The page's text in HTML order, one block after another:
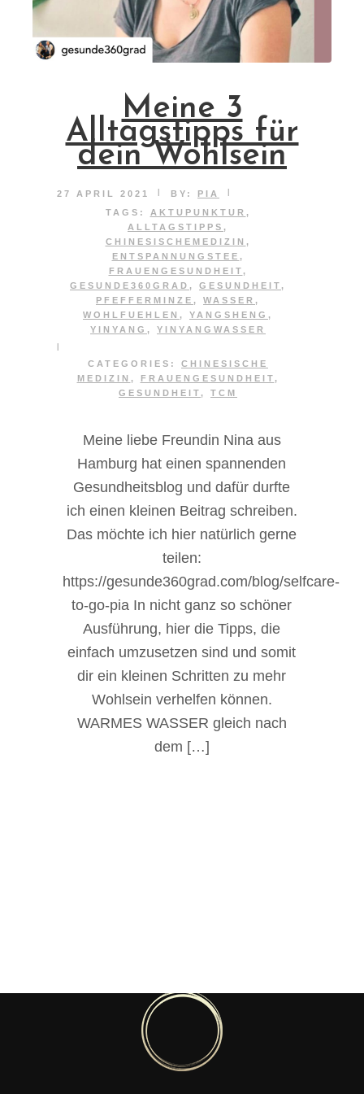
Meine 3
Alltagstipps für
dein Wohlsein
27 APRIL 2021 BY: PIA
TAGS: AKTUPUNKTUR ,
ALLTAGSTIPPS ,
CHINESISCHEMEDIZIN ,
ENTSPANNUNGSTEE ,
FRAUENGESUNDHEIT ,
GESUNDE360GRAD , GESUNDHEIT ,
PFEFFERMINZE , WASSER ,
WOHLFUEHLEN , YANGSHENG ,
YINYANG , YINYANGWASSER
CATEGORIES: CHINESISCHE
MEDIZIN , FRAUENGESUNDHEIT ,
GESUNDHEIT , TCM
Meine liebe Freundin Nina aus
Hamburg hat einen spannenden
Gesundheitsblog und dafür durfte
ich einen kleinen Beitrag schreiben.
Das möchte ich hier natürlich gerne
teilen:
https://gesunde360grad.com/blog/selfcare-
to-go-pia In nicht ganz so schöner
Ausführung, hier die Tipps, die
einfach umzusetzen sind und somit
dir ein kleinen Schritten zu mehr
Wohlsein verhelfen können.
WARMES WASSER gleich nach
dem […]